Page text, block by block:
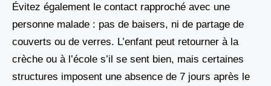
Évitez également le contact rapproché avec une
personne malade : pas de baisers, ni de partage de
couverts ou de verres. L’enfant peut retourner à la
crèche ou à l’école s’il se sent bien, mais certaines
structures imposent une absence de 7 jours après le